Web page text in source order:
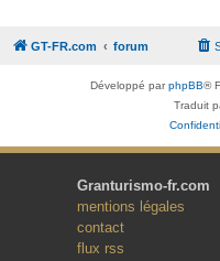
GT-FR.com forum
Développé parphpBB®
Traduit
Granturismo-fr.com
mentions légales
contact
flux rss